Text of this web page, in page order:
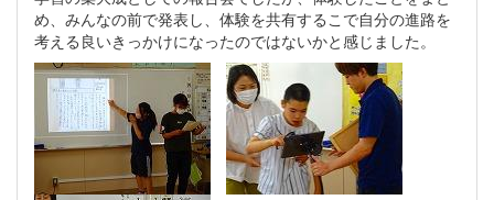
め、みんなの前で発表し、体験を共有するこで自分の進路を
考える良いきっかけになったのではないかと感じました。